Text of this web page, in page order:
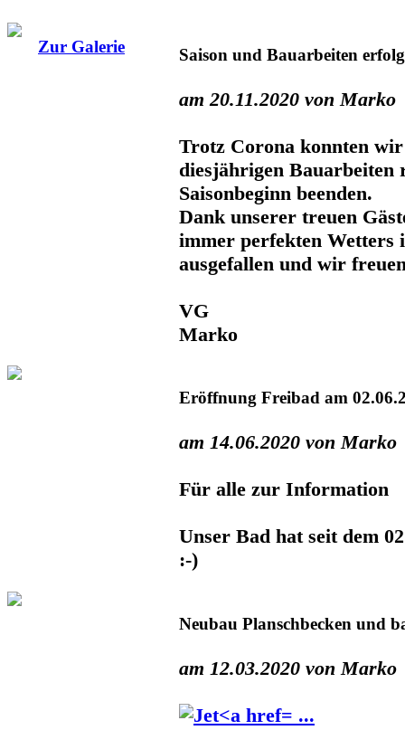
Zur Galerie Saison und Bauarbeiten
am 20.11.2020 von Marko
Trotz Corona konnten
diesjährigen Bauarbeiten
Saisonbeginn beenden.
Dank unserer treuen
immer perfekten Wetters
ausgefallen und wir
VG
Marko
Eröffnung Freibad am
am 14.06.2020 von Marko
Für alle zur Information
Unser Bad hat seit dem
:-)
Neubau Planschbecken und
am 12.03.2020 von Marko
...